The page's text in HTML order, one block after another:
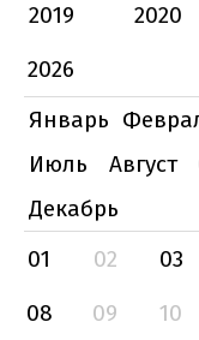
2019
2020
2026
Январь
Июль
Август
Декабрь
01
02 03
08
09 10